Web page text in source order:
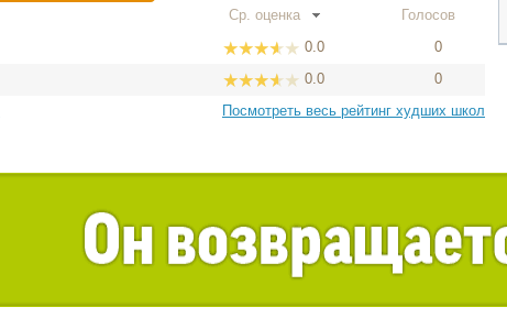
Ср. оценка
Голосов
0.0
0
0.0
0
Посмотреть весь рейтинг худших школ